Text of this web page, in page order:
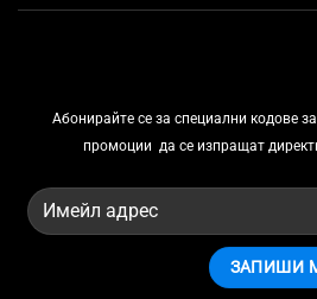
Абонирайте се за специални кодове
промоции да се изпращат